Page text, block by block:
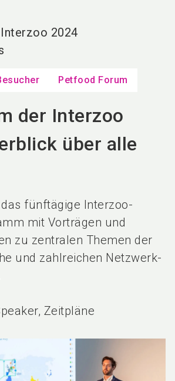
Interzoo 2024
Petfood Forum
der Interzoo
über alle
fünftägige Interzoo-
mit Vorträgen und
zu zentralen Themen der
und zahlreichen Netzwerk-
Zeitpläne